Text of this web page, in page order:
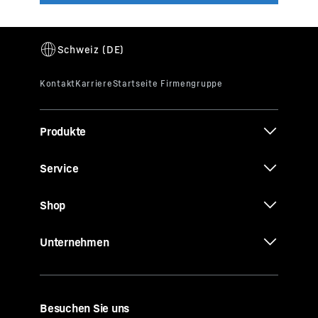
Produkte
Service
Shop
Unternehmen
Besuchen Sie uns